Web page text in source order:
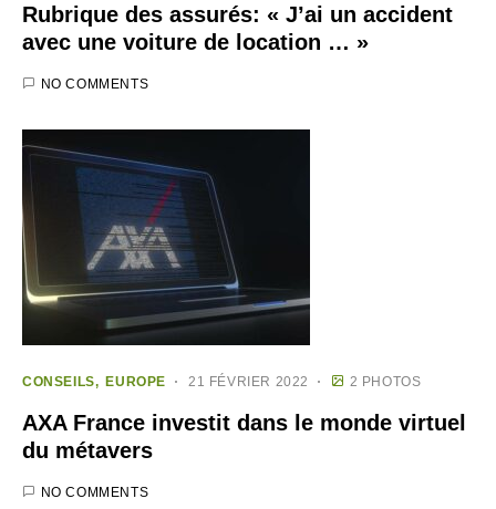
Rubrique des assurés: « J’ai un accident
avec une voiture de location … »
NO COMMENTS
CONSEILS EUROPE 21 FÉVRIER 2022 2 PHOTOS
AXA France investit dans le monde virtuel
du métavers
NO COMMENTS